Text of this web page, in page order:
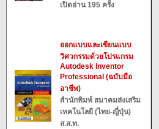
เปิดอ่าน 195 ครั้ง
ออกแบบและเขียนแบบ
วิศวกรรมด้วยโปรแกรม
Autodesk Inventor
Professional (ฉบับมือ
อาชีพ)
สำนักพิมพ์ สมาคมส่งเสริม
เทคโนโลยี (ไทย-ญี่ปุ่น)
ส.ส.ท.